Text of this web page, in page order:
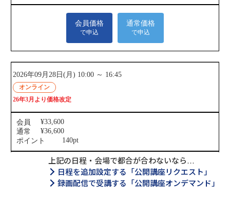
上記の日程・会場で都合が合わないなら…
日程を追加設定する「公開講座リクエスト」
録画配信で受講する「公開講座オンデマンド」